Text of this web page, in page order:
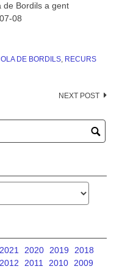
de Bordils a gent
08
DE BORDILS, RECURS
NEXT POST
2021 2020 2019
2018
2012 2011 2010 2009